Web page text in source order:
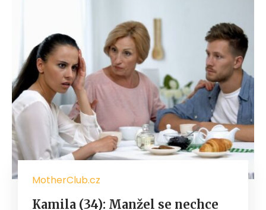
MotherClub.cz
Kamila (34): Manžel se nechce